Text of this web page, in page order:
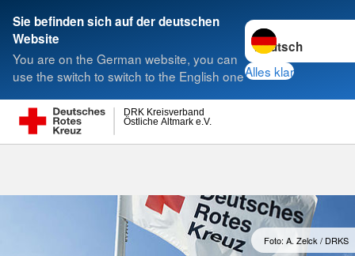
Sie befinden sich auf der deutschen
Website
You are on the German website, you can
use the switch to switch to the English one
Sprache wechseln
Alles klar
Östliche Altmark e.V.
DRK Kreisverband
Suche
Kreisverbände
Foto: A. Zelck / DRKS